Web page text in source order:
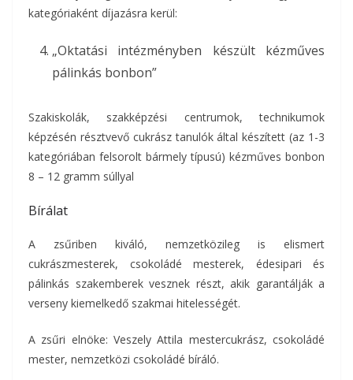
kategóriaként díjazásra kerül:
„Oktatási intézményben készült kézműves
pálinkás bonbon”
Szakiskolák, szakképzési centrumok, technikumok
képzésén résztvevő cukrász tanulók által készített (az 1-3
kategóriában felsorolt bármely típusú) kézműves bonbon
8 – 12 gramm súllyal
Bírálat
A zsűriben kiváló, nemzetközileg is elismert
cukrászmesterek, csokoládé mesterek, édesipari és
pálinkás szakemberek vesznek részt, akik garantálják a
verseny kiemelkedő szakmai hitelességét.
A zsűri elnöke: Veszely Attila mestercukrász, csokoládé
mester, nemzetközi csokoládé bíráló.